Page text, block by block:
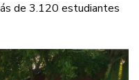
de 3.120 estudiantes